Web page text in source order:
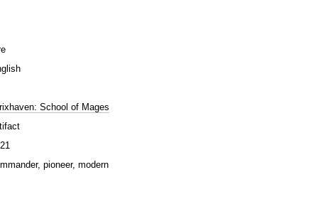
School of Mages
pioneer, modern